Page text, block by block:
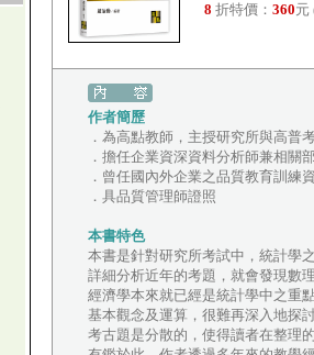
8 折特價： 360元
作者簡歷
．為高點教師，主授研究所與高普
．擔任企業資深資料分析師兼相關
．曾任國內外企業之品質教育訓練
．具品質管理師證照
本書特色
本書是針對研究所考試中，統計學
詳細分析近年的考題，就會發現數
經濟學本來就已經是統計學中之重
基本觀念及運算，很難再深入地探
考古題是分散的，使得讀者在整理